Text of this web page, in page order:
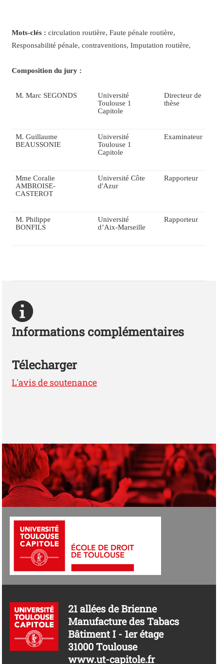
Mots-clés : circulation routière, Faute pénale routière,
Responsabilité pénale, contraventions, Imputation routière,
Composition du jury :
M. Marc SEGONDS
Université
Toulouse 1
Capitole
Directeur de
thèse
M. Guillaume
BEAUSSONIE
Université
Toulouse 1
Capitole
Examinateur
Mme Coralie
AMBROISE-
CASTEROT
Université Côte
d'Azur
Rapporteur
M. Philippe
BONFILS
Université
d’Aix-Marseille
Rapporteur
Informations complémentaires
Télecharger
L'avis de soutenance
21 allées de Brienne
Manufacture des Tabacs
Bâtiment I - 1er étage
31000 Toulouse
www.ut-capitole.fr